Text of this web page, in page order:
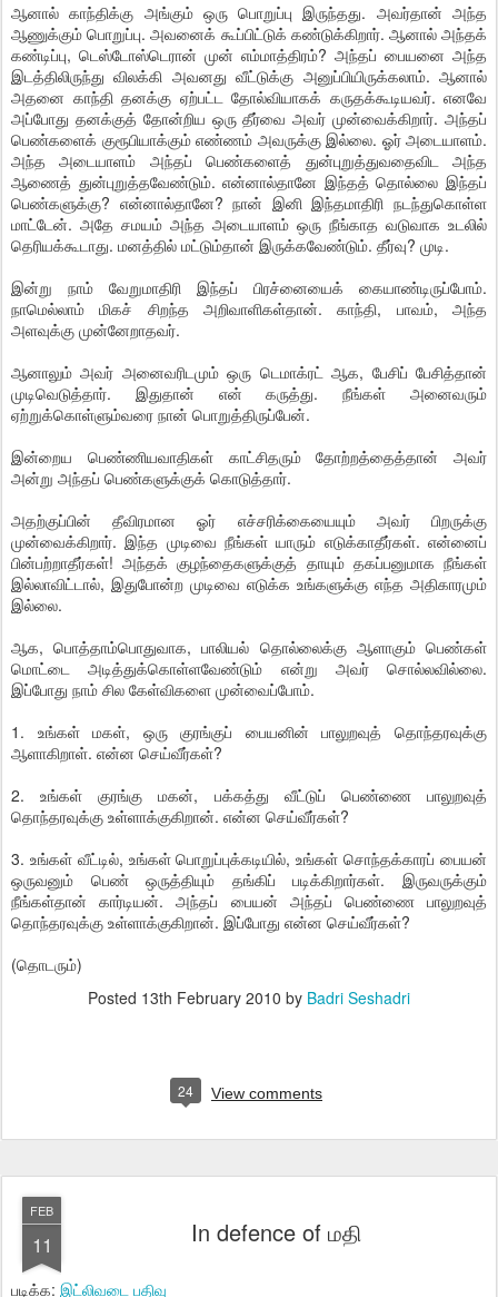
ஆனால் காந்திக்கு அங்கும் ஒரு பொறுப்பு இருந்தது. அவர்தான் அந்த
ஆணுக்கும் பொறுப்பு. அவனைக் கூப்பிட்டுக் கண்டுக்கிறார். ஆனால் அந்தக்
கண்டிப்பு, டெஸ்டோஸ்டெரான் முன் எம்மாத்திரம்? அந்தப் பையனை அந்த
இடத்திலிருந்து விலக்கி அவனது வீட்டுக்கு அனுப்பியிருக்கலாம். ஆனால்
அதனை காந்தி தனக்கு ஏற்பட்ட தோல்வியாகக் கருதக்கூடியவர். எனவே
அப்போது தனக்குத் தோன்றிய ஒரு தீர்வை அவர் முன்வைக்கிறார். அந்தப்
பெண்களைக் குரூபியாக்கும் எண்ணம் அவருக்கு இல்லை. ஓர் அடையாளம்.
அந்த அடையாளம் அந்தப் பெண்களைத் துன்புறுத்துவதைவிட அந்த
ஆணைத் துன்புறுத்தவேண்டும். என்னால்தானே இந்தத் தொல்லை இந்தப்
பெண்களுக்கு? என்னால்தானே? நான் இனி இந்தமாதிரி நடந்துகொள்ள
மாட்டேன். அதே சமயம் அந்த அடையாளம் ஒரு நீங்காத வடுவாக உடலில்
தெரியக்கூடாது. மனத்தில் மட்டும்தான் இருக்கவேண்டும். தீர்வு? முடி.
இன்று நாம் வேறுமாதிரி இந்தப் பிரச்னையைக் கையாண்டிருப்போம்.
நாமெல்லாம் மிகச் சிறந்த அறிவாளிகள்தான். காந்தி, பாவம், அந்த
அளவுக்கு முன்னேறாதவர்.
ஆனாலும் அவர் அனைவரிடமும் ஒரு டெமாக்ரட் ஆக, பேசிப் பேசித்தான்
முடிவெடுத்தார். இதுதான் என் கருத்து. நீங்கள் அனைவரும்
ஏற்றுக்கொள்ளும்வரை நான் பொறுத்திருப்பேன்.
இன்றைய பெண்ணியவாதிகள் காட்சிதரும் தோற்றத்தைத்தான் அவர்
அன்று அந்தப் பெண்களுக்குக் கொடுத்தார்.
அதற்குப்பின் தீவிரமான ஓர் எச்சரிக்கையையும் அவர் பிறருக்கு
முன்வைக்கிறார். இந்த முடிவை நீங்கள் யாரும் எடுக்காதீர்கள். என்னைப்
பின்பற்றாதீர்கள்! அந்தக் குழந்தைகளுக்குத் தாயும் தகப்பனுமாக நீங்கள்
இல்லாவிட்டால், இதுபோன்ற முடிவை எடுக்க உங்களுக்கு எந்த அதிகாரமும்
இல்லை.
ஆக, பொத்தாம்பொதுவாக, பாலியல் தொல்லைக்கு ஆளாகும் பெண்கள்
மொட்டை அடித்துக்கொள்ளவேண்டும் என்று அவர் சொல்லவில்லை.
இப்போது நாம் சில கேள்விகளை முன்வைப்போம்.
1. உங்கள் மகள், ஒரு குரங்குப் பையனின் பாலுறவுத் தொந்தரவுக்கு
ஆளாகிறாள். என்ன செய்வீர்கள்?
2. உங்கள் குரங்கு மகன், பக்கத்து வீட்டுப் பெண்ணை பாலுறவுத்
தொந்தரவுக்கு உள்ளாக்குகிறான். என்ன செய்வீர்கள்?
3. உங்கள் வீட்டில், உங்கள் பொறுப்புக்கடியில், உங்கள் சொந்தக்காரப் பையன்
ஒருவனும் பெண் ஒருத்தியும் தங்கிப் படிக்கிறார்கள். இருவருக்கும்
நீங்கள்தான் கார்டியன். அந்தப் பையன் அந்தப் பெண்ணை பாலுறவுத்
தொந்தரவுக்கு உள்ளாக்குகிறான். இப்போது என்ன செய்வீர்கள்?
(தொடரும்)
Posted 13th February 2010 by Badri Seshadri
24 View comments
FEB
11 In defence of மதி
படிக்க: இட்லிவடை பதிவு